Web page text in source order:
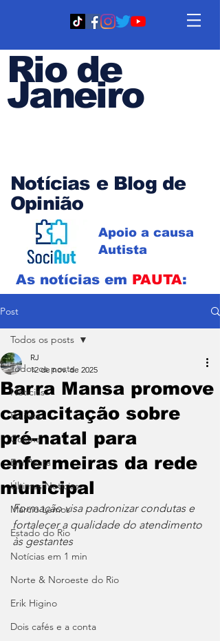
Rio de
Janeiro
Notícias e Blog de
Opinião
Apoio a causa
Autista
As notícias em PAUTA:
Post
Todos os posts
Notícias
Política
Coluna
Em Pauta
Últimas Notícias
Márcio Lemos
Estado do Rio
Notícias em 1 min
Norte & Noroeste do Rio
Erik Higino
Dois cafés e a conta
Todos os posts
Barra Mansa promove
capacitação sobre
pré-natal para
enfermeiras da rede
municipal
RJ
12 de nov. de 2025
Formação visa padronizar condutas e
fortalecer a qualidade do atendimento
às gestantes